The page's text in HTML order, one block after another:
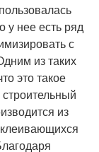
у нее есть ряд
с
из таких
это такое
из